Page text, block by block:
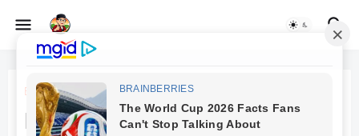
Beranda aplikasi java
Macam-Macam Aplikasi yang